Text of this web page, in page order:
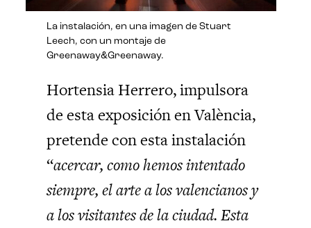
La instalación, en una imagen de Stuart
Leech, con un montaje de
Greenaway&Greenaway.
Hortensia Herrero, impulsora
de esta exposición en València,
pretende con esta instalación
“acercar, como hemos intentado
siempre, el arte a los valencianos y
a los visitantes de la ciudad. Esta